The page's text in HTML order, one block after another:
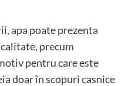
apa poate prezenta
precum
pentru care este
doar în scopuri casnice